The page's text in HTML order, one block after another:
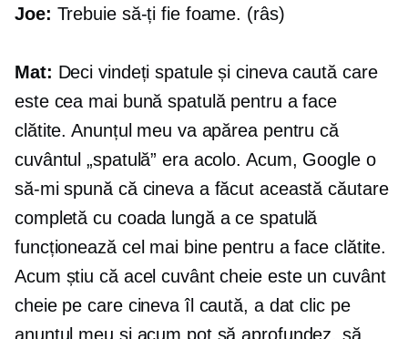
Joe: Trebuie să-ți fie foame. (râs)
Mat: Deci vindeți spatule și cineva caută care
este cea mai bună spatulă pentru a face
clătite. Anunțul meu va apărea pentru că
cuvântul „spatulă” era acolo. Acum, Google o
să-mi spună că cineva a făcut această căutare
completă cu coada lungă a ce spatulă
funcționează cel mai bine pentru a face clătite.
Acum știu că acel cuvânt cheie este un cuvânt
cheie pe care cineva îl caută, a dat clic pe
anunțul meu și acum pot să aprofundez, să